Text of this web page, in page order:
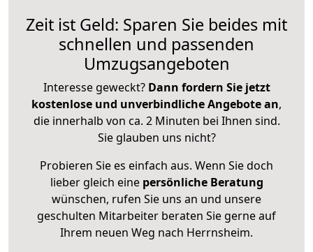
Zeit ist Geld: Sparen Sie beides mit
schnellen und passenden
Umzugsangeboten
Interesse geweckt? Dann fordern Sie jetzt
kostenlose und unverbindliche Angebote an,
die innerhalb von ca. 2 Minuten bei Ihnen sind.
Sie glauben uns nicht?
Probieren Sie es einfach aus. Wenn Sie doch
lieber gleich eine persönliche Beratung
wünschen, rufen Sie uns an und unsere
geschulten Mitarbeiter beraten Sie gerne auf
Ihrem neuen Weg nach Herrnsheim.